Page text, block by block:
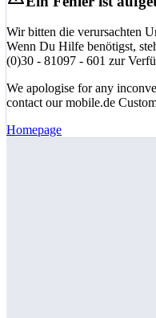
Wir bitten die verursachten
Wenn Du Hilfe benötigst,
(0)30 - 81097 - 601 zur
We apologise for any
contact our mobile.de
Homepage